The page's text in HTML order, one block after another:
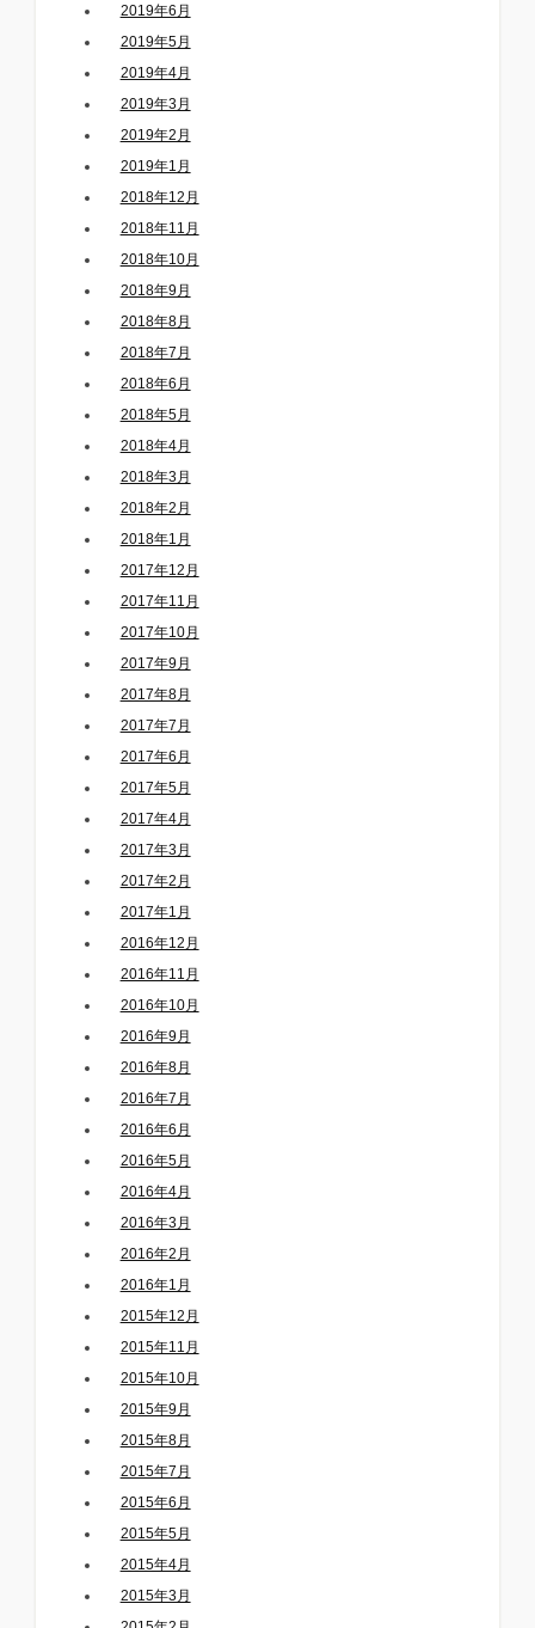
2019年6月
2019年5月
2019年4月
2019年3月
2019年2月
2019年1月
2018年12月
2018年11月
2018年10月
2018年9月
2018年8月
2018年7月
2018年6月
2018年5月
2018年4月
2018年3月
2018年2月
2018年1月
2017年12月
2017年11月
2017年10月
2017年9月
2017年8月
2017年7月
2017年6月
2017年5月
2017年4月
2017年3月
2017年2月
2017年1月
2016年12月
2016年11月
2016年10月
2016年9月
2016年8月
2016年7月
2016年6月
2016年5月
2016年4月
2016年3月
2016年2月
2016年1月
2015年12月
2015年11月
2015年10月
2015年9月
2015年8月
2015年7月
2015年6月
2015年5月
2015年4月
2015年3月